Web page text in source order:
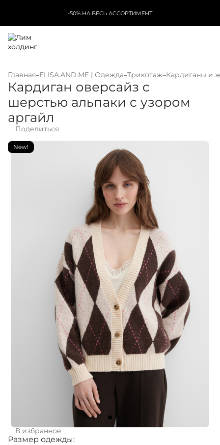
-50% НА ВЕСЬ АССОРТИМЕНТ
Главная–ELISA.AND.ME | Одежда–Трикотаж–Кардиганы и
Кардиган оверсайз с
шерстью альпаки с узором
аргайл
Поделиться
New!
В избранное
Размер одежды: